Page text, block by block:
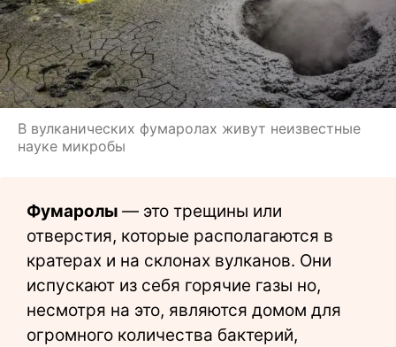
В вулканических фумаролах живут неизвестные
науке микробы
Фумаролы — это трещины или
отверстия, которые располагаются в
кратерах и на склонах вулканов. Они
испускают из себя горячие газы но,
несмотря на это, являются домом для
огромного количества бактерий,